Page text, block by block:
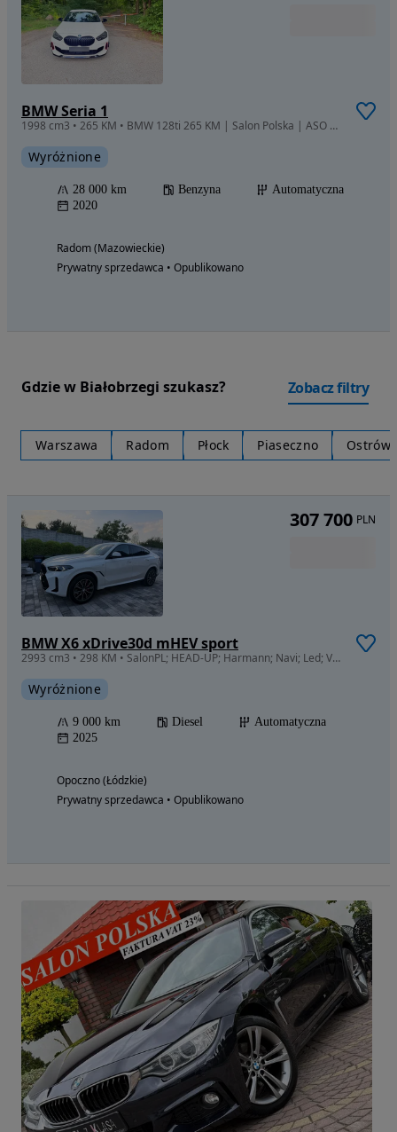
BMW Seria 1
1998 cm3 • 265 KM • BMW 128ti 265 KM | Salon Polska | ASO BMW | VAT 23% | Kamera | Comfort
Wyróżnione
28 000 km Benzyna
Automatyczna
2020
Radom (Mazowieckie)
Prywatny sprzedawca • Opublikowano
Gdzie w Białobrzegi szukasz? Zobacz filtry
Warszawa Radom Płock Piaseczno Ostrów
BMW X6 xDrive30d mHEV sport
2993 cm3 • 298 KM • SalonPL; HEAD-UP; Harmann; Navi; Led; Vat 23%
Wyróżnione
9 000 km Diesel
Automatyczna
2025
Opoczno (Łódzkie)
Prywatny sprzedawca • Opublikowano
307 700 PLN